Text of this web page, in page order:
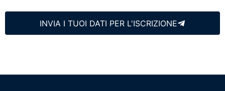
INVIA I TUOI DATI PER L'ISCRIZIONE